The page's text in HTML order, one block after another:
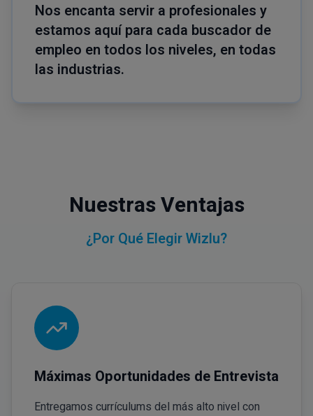
Nos encanta servir a profesionales y
estamos aquí para cada buscador de
empleo en todos los niveles, en todas
las industrias.
Nuestras Ventajas
¿Por Qué Elegir Wizlu?
Máximas Oportunidades de Entrevista
Entregamos currículums del más alto nivel con